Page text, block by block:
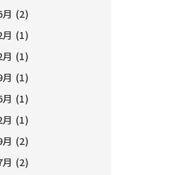
(2)
(1)
(1)
(1)
(1)
(1)
(2)
(2)